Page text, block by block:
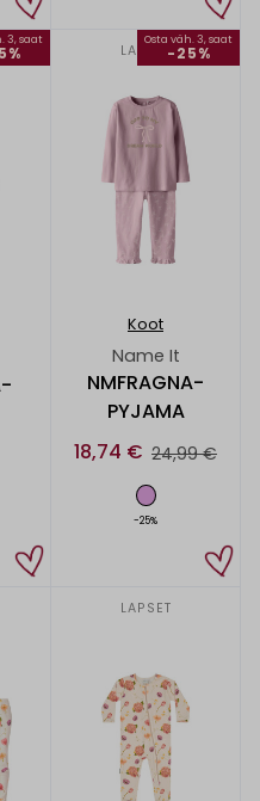
3, saat
LAPSET
Osta väh. 3, saat
-25%
Koot
Name It
NMFRAGNA-
PYJAMA
18,74 € 24,99 €
-25%
LAPSET